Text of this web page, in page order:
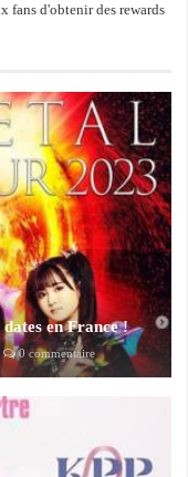
fans d'obtenir des rewards
en France !
0 commentaire
à Strasbourg et le 6
2023.